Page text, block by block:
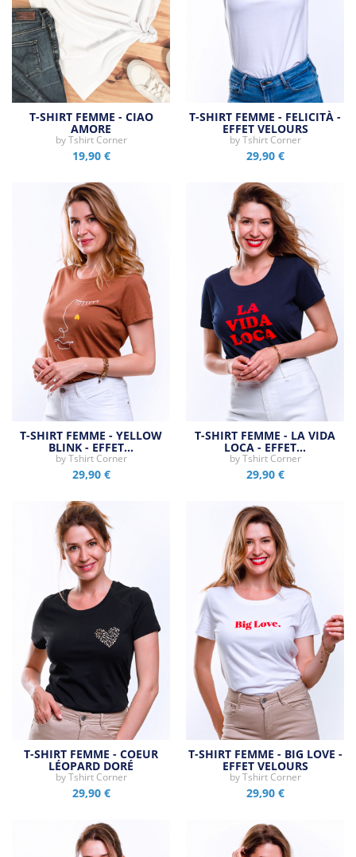
T-SHIRT FEMME - CIAO
AMORE
byTshirt Corner
19,90 €
T-SHIRT FEMME - FELICITÀ -
EFFET VELOURS
byTshirt Corner
29,90 €
T-SHIRT FEMME - YELLOW
BLINK - EFFET…
byTshirt Corner
29,90 €
T-SHIRT FEMME - LA VIDA
LOCA - EFFET…
byTshirt Corner
29,90 €
T-SHIRT FEMME - COEUR
LÉOPARD DORÉ
byTshirt Corner
29,90 €
T-SHIRT FEMME - BIG LOVE -
EFFET VELOURS
byTshirt Corner
29,90 €